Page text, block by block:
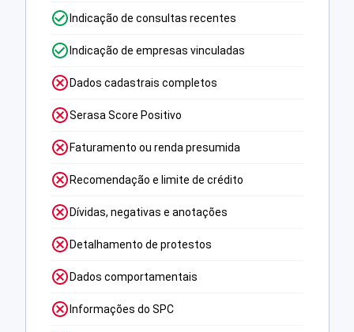
Indicação de consultas recentes
Indicação de empresas vinculadas
Dados cadastrais completos
Serasa Score Positivo
Faturamento ou renda presumida
Recomendação e limite de crédito
Dívidas, negativas e anotações
Detalhamento de protestos
Dados comportamentais
Informações do SPC